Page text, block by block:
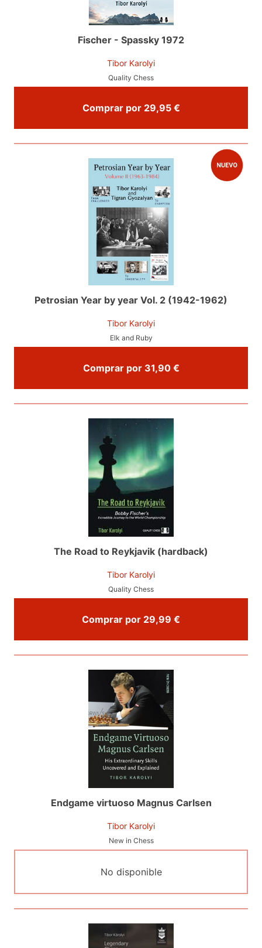
Fischer - Spassky 1972
Tibor Karolyi
Quality Chess
Comprar por 29,95 €
Petrosian Year by year Vol. 2 (1942-1962)
Tibor Karolyi
Elk and Ruby
Comprar por 31,90 €
The Road to Reykjavik (hardback)
Tibor Karolyi
Quality Chess
Comprar por 29,99 €
Endgame virtuoso Magnus Carlsen
Tibor Karolyi
New in Chess
No disponible